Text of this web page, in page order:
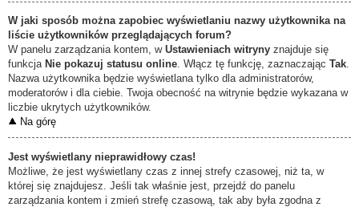
W jaki sposób można zapobiec wyświetlaniu nazwy użytkownika na
liście użytkowników przeglądających forum?
W panelu zarządzania kontem, w Ustawieniach witryny znajduje się
funkcja Nie pokazuj statusu online. Włącz tę funkcję, zaznaczając Tak.
Nazwa użytkownika będzie wyświetlana tylko dla administratorów,
moderatorów i dla ciebie. Twoja obecność na witrynie będzie wykazana w
liczbie ukrytych użytkowników.
Na górę
Jest wyświetlany nieprawidłowy czas!
Możliwe, że jest wyświetlany czas z innej strefy czasowej, niż ta, w
której się znajdujesz. Jeśli tak właśnie jest, przejdź do panelu
zarządzania kontem i zmień strefę czasową, tak aby była zgodna z